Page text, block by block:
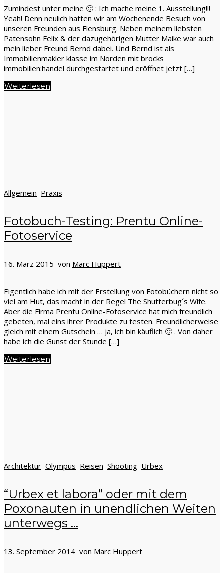
Zumindest unter meine 🙂 : Ich mache meine 1. Ausstellung!!!
Yeah! Denn neulich hatten wir am Wochenende Besuch von
unseren Freunden aus Flensburg. Neben meinem liebsten
Patensohn Felix & der dazugehörigen Mutter Maike war auch
mein lieber Freund Bernd dabei. Und Bernd ist als
Immobilienmakler klasse im Norden mit brocks
immobilien:handel durchgestartet und eröffnet jetzt […]
Weiterlesen
Allgemein Praxis
Fotobuch-Testing: Prentu Online-
Fotoservice
16. März 2015 von Marc Huppert
Eigentlich habe ich mit der Erstellung von Fotobüchern nicht so
viel am Hut, das macht in der Regel The Shutterbug´s Wife.
Aber die Firma Prentu Online-Fotoservice hat mich freundlich
gebeten, mal eins ihrer Produkte zu testen. Freundlicherweise
gleich mit einem Gutschein … ja, ich bin käuflich 🙂 . Von daher
habe ich die Gunst der Stunde […]
Weiterlesen
Architektur Olympus Reisen Shooting Urbex
“Urbex et labora” oder mit dem
Poxonauten in unendlichen Weiten
unterwegs …
13. September 2014 von Marc Huppert